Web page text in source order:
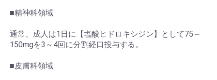
■精神科領域
通常、成人は1日に【塩酸ヒドロキシジン】として75～
150mgを3～4回に分割経口投与する。
■皮膚科領域